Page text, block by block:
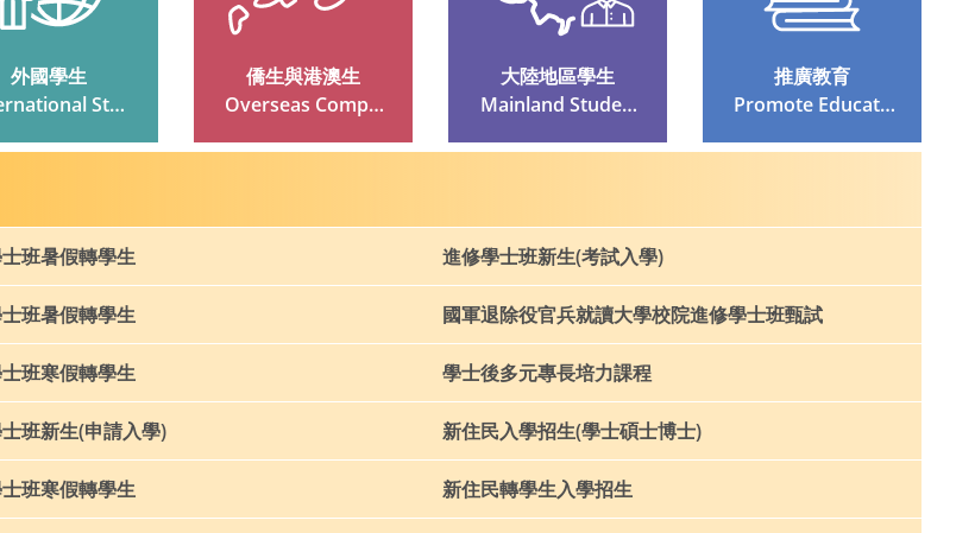
外國學生
Stud
僑生與港澳生
Overseas Compat
大陸地區學生
Mainland Student
推廣教育
Promote Educatio
班暑假轉學生
班暑假轉學生
班寒假轉學生
班新生(申請入學)
班寒假轉學生
進修學士班新生(考試入學)
國軍退除役官兵就讀大學校院進修學士班甄試
學士後多元專長培力課程
新住民入學招生(學士碩士博士)
新住民轉學生入學招生